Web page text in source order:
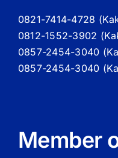
0821-7414-4728 (
0812-1552-3902 (
0857-2454-3040
0857-2454-3040
Member